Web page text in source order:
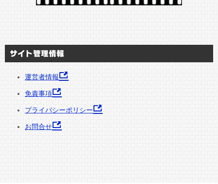
サイト管理情報
運営者情報
免責事項
プライバシーポリシー
お問合せ